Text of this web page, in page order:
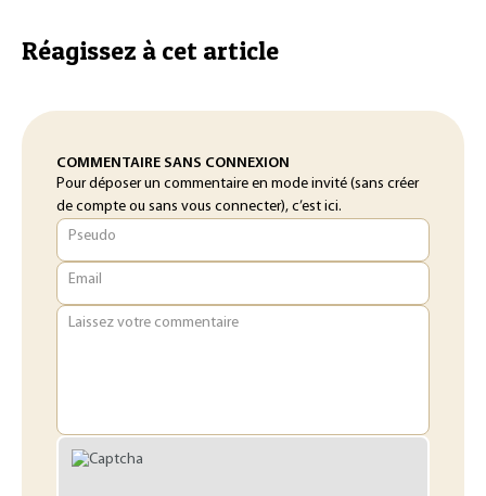
Réagissez à cet article
COMMENTAIRE SANS CONNEXION
Pour déposer un commentaire en mode invité (sans créer
de compte ou sans vous connecter), c’est ici.
Pseudo
Email
Laissez votre commentaire